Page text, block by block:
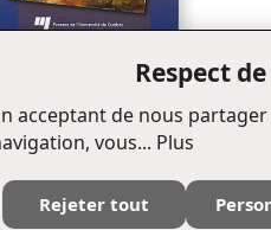
Respect
acceptant de nous
vous... Plus
Rejeter tout